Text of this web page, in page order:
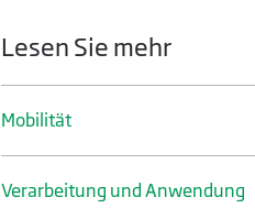
Lesen Sie mehr
Mobilität
Verarbeitung und Anwendung